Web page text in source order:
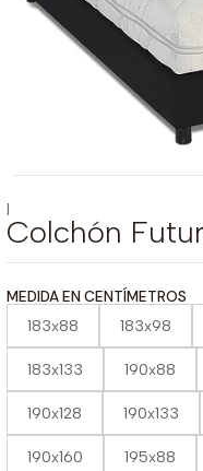
|
Colchón
MEDIDA EN CENTÍMETROS
183x88 183x98
183x133 190x88
190x128 190x133
190x160 195x88